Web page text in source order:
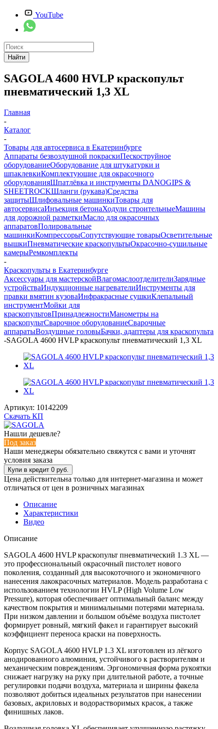
YouTube
Найти
SAGOLA 4600 HVLP краскопульт
пневматический 1,3 XL
Главная
-
Каталог
-
Товары для автосервиса в Екатеринбурге
Аппараты безвоздушной покраскиПескоструйное
оборудованиеОборудование для штукатурки и
шпаклевкиКомплектующие для окрасочного
оборудованияШпатлёвка и инструменты DANOGIPS &
SHEETROCKШланги (рукава)Средства
защитыШлифовальные машинкиТовары для
автосервисаИнъекция бетонаХодули строительныеМашины
для дорожной разметкиМасло для окрасочных
аппаратовПолировальные
машинкиКомпрессорыСопутствующие товарыОсветительные
вышкиПневматические краскопультыОкрасочно-сушильные
камерыРемкомплекты
-
Краскопульты в Екатеринбурге
Аксессуары для мастерскойВлагомаслоотделителиЗарядные
устройстваИндукционные нагревателиИнструменты для
правки вмятин кузоваИнфракрасные сушкиКлепальный
инструментМойки для
краскопультовПринадлежностиМанометры на
краскопультСварочное оборудованиеСварочные
аппаратыВоздушные головыБачки, адаптеры для краскопульта
-SAGOLA 4600 HVLP краскопульт пневматический 1,3 XL
Артикул: 10142209
Скачать КП
Нашли дешевле?
Под заказ
Наши менеджеры обязательно свяжутся с вами и уточнят
условия заказа
Цена действительна только для интернет-магазина и может
отличаться от цен в розничных магазинах
Описание
Характеристики
Видео
Описание
SAGOLA 4600 HVLP краскопульт пневматический 1.3 XL —
это профессиональный окрасочный пистолет нового
поколения, созданный для высокоточного и экономичного
нанесения лакокрасочных материалов. Модель разработана с
использованием технологии HVLP (High Volume Low
Pressure), которая обеспечивает оптимальный баланс между
качеством покрытия и минимальными потерями материала.
При низком давлении и большом объёме воздуха пистолет
формирует ровный, мягкий факел и гарантирует высокий
коэффициент переноса краски на поверхность.
Корпус SAGOLA 4600 HVLP 1.3 XL изготовлен из лёгкого
анодированного алюминия, устойчивого к растворителям и
механическим повреждениям. Эргономичная форма рукоятки
снижает нагрузку на руку при длительной работе, а точные
регулировки подачи воздуха, материала и ширины факела
позволяют добиться идеальных результатов при нанесении
базовых, акриловых и водорастворимых красок, а также
финишных лаков.